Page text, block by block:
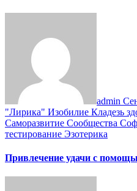
admin
"Лирика" Изобилие Кладезь
Саморазвитие Сообщества
тестирование Эзотерика
Привлечение удачи с